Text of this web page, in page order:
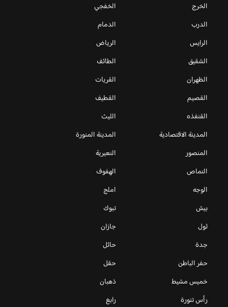
الخرج
الخفجي
الدرب
الدمام
الرايس
الرياض
الشقيق
الطائف
الظهران
القريات
القصيم
القطيف
القنفذه
الليث
المدينة الاقتصادية
المدينة المنورة
المنصور
النعيرية
النماص
الهفوف
الوجه
املج
بيش
تبوك
ثول
جازان
جدة
حائل
حفر الباطن
حقل
خميس مشيط
ذهبان
رأس تنورة
رابغ